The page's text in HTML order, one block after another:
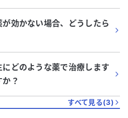
効かない場合、どうしたら
どのような薬で治療します
？
すべて見る(3)